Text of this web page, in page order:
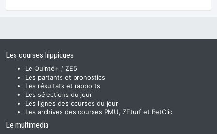
Les courses hippiques
Le Quinté+ / ZE5
Les partants et pronostics
Les résultats et rapports
Les sélections du jour
Les lignes des courses du jour
Les archives des courses PMU, ZEturf et BetClic
Le multimedia